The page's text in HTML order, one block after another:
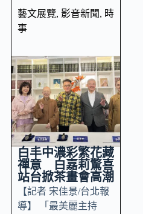
藝文展覽, 影音新聞, 時
事
白丰中濃彩繁花藏
禪意 白嘉莉驚喜
站台掀茶畫會高潮
【記者 宋佳景/台北報
導】 「最美麗主持